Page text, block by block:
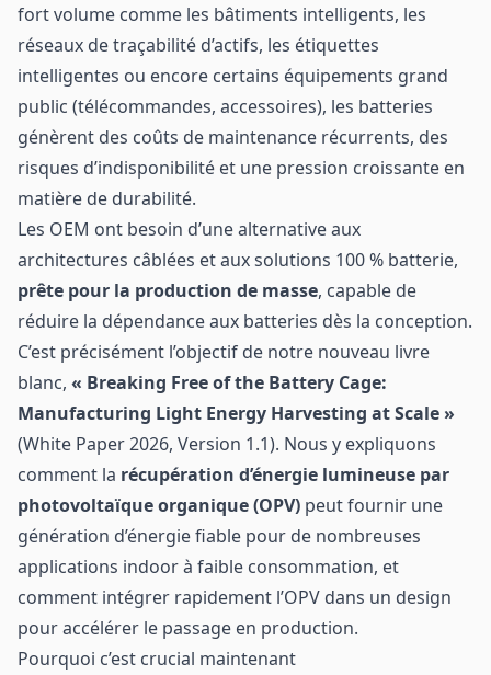
fort volume comme les bâtiments intelligents, les
réseaux de traçabilité d’actifs, les étiquettes
intelligentes ou encore certains équipements grand
public (télécommandes, accessoires), les batteries
génèrent des coûts de maintenance récurrents, des
risques d’indisponibilité et une pression croissante en
matière de durabilité.
Les OEM ont besoin d’une alternative aux
architectures câblées et aux solutions 100 % batterie,
prête pour la production de masse, capable de
réduire la dépendance aux batteries dès la conception.
C’est précisément l’objectif de notre nouveau livre
blanc, « Breaking Free of the Battery Cage:
Manufacturing Light Energy Harvesting at Scale »
(White Paper 2026, Version 1.1). Nous y expliquons
comment la récupération d’énergie lumineuse par
photovoltaïque organique (OPV) peut fournir une
génération d’énergie fiable pour de nombreuses
applications indoor à faible consommation, et
comment intégrer rapidement l’OPV dans un design
pour accélérer le passage en production.
Pourquoi c’est crucial maintenant